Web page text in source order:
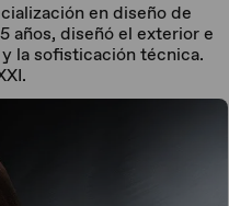
en diseño de
años, diseñó el exterior e
la sofisticación técnica.